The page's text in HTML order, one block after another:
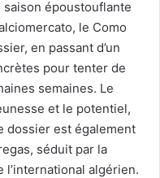
époustouflante
le Como
en passant d’un
pour tenter de
semaines. Le
et le potentiel,
dossier est également
séduit par la
l’international algérien.